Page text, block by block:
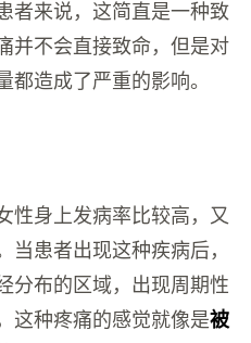
者来说，这简直是一种致
并不会直接致命，但是对
都造成了严重的影响。
性身上发病率比较高，又
当患者出现这种疾病后，
分布的区域，出现周期性
这种疼痛的感觉就像是被